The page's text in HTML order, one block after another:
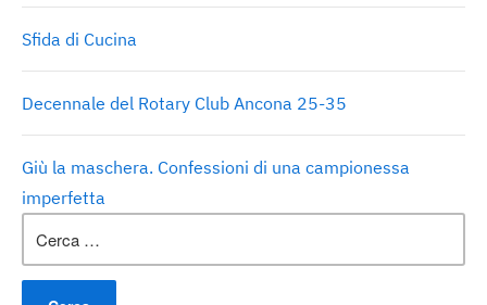
Sfida di Cucina
Decennale del Rotary Club Ancona 25-35
Giù la maschera. Confessioni di una campionessa
imperfetta
per: